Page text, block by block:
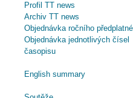
Profil TT news
Archiv TT news
Objednávka ročního
Objednávka jednotlivých čísel
časopisu
English summary